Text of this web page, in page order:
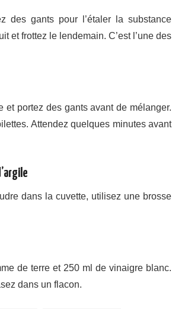
des gants pour l’étaler la substance
et frottez le lendemain. C’est l’une des
et portez des gants avant de mélanger.
Attendez quelques minutes avant
dans la cuvette, utilisez une brosse
de terre et 250 ml de vinaigre blanc.
dans un flacon.